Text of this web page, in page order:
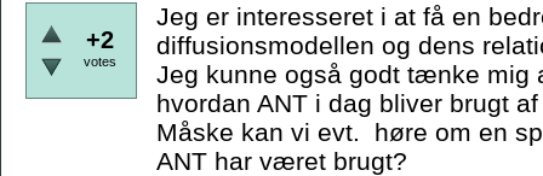
+2
votes
Jeg er interesseret i at få en
diffusionsmodellen og dens
Jeg kunne også godt tænke mig
hvordan ANT i dag bliver brugt
Måske kan vi evt. høre om en
ANT har været brugt?